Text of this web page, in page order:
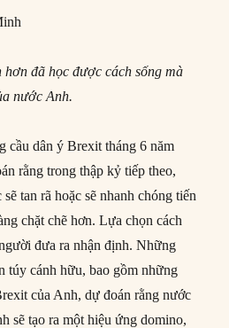
đã học được cách sống mà
nước Anh.
cầu dân ý Brexit tháng 6 năm
rằng trong thập kỷ tiếp theo,
tan rã hoặc sẽ nhanh chóng tiến
chặt chẽ hơn. Lựa chọn cách
đưa ra nhận định. Những
túy cánh hữu, bao gồm những
của Anh, dự đoán rằng nước
sẽ tạo ra một hiệu ứng domino,